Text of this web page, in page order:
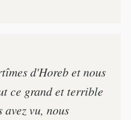
d'Horeb et nous
ce grand et terrible
avez vu, nous